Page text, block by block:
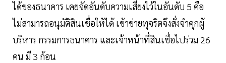
ได้ของธนาคาร เคยจัดอันดับความเสี่ยงไว้ในอันดับ 5 คือ
ไม่สามารถอนุมัติสินเชื่อให้ได้ เข้าข่ายทุจริตจึงสั่งจำคุกผู้
บริหาร กรรมการธนาคาร และเจ้าหน้าที่สินเชื่อไปร่วม 26
คน มี 3 ก้อน